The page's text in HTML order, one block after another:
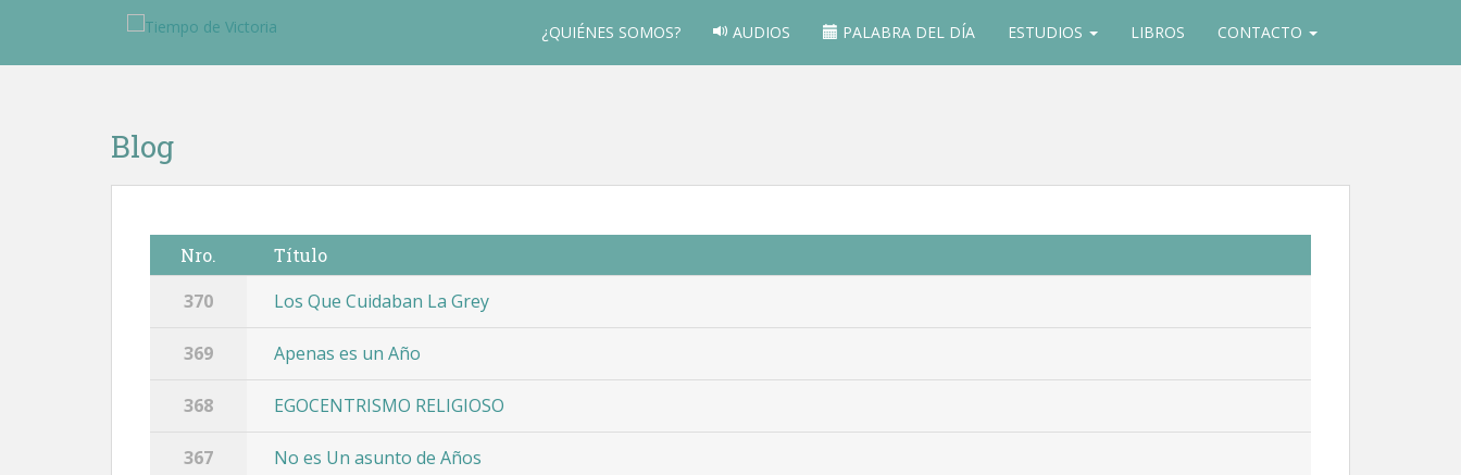
¿QUIÉNES SOMOS? AUDIOS PALABRA DEL DÍA ESTUDIOS LIBROS CONTACTO
Blog
Nro. Título
370 Los Que Cuidaban La Grey
369 Apenas es un Año
368 EGOCENTRISMO RELIGIOSO
367 No es Un asunto de Años